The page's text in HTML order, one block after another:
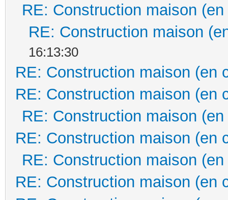
RE: Construction maison
RE: Construction maison
16:13:30
RE: Construction maison (en
RE: Construction maison (en
RE: Construction maison
RE: Construction maison (en
RE: Construction maison
RE: Construction maison (en